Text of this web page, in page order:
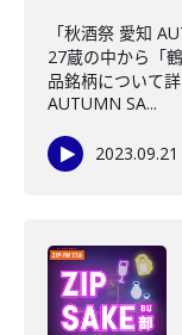
「秋酒祭 愛知
27蔵の中から「
品銘柄について
AUTUMN SA...
2023.09.21